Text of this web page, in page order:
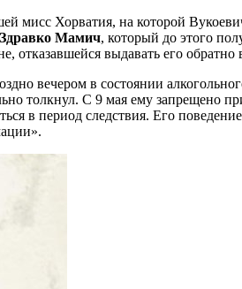
мисс Хорватия, на которой
Здравко Мамич, который до этого
отказавшейся выдавать его
вечером в состоянии
толкнул. С 9 мая ему запрещено
в период следствия. Его